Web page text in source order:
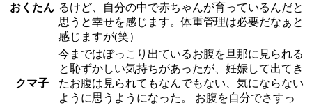
おくたん るけど、自分の中で赤ちゃんが育っているんだと
思うと幸せを感じます。体重管理は必要だなぁと
感じますが(笑）
クマ子
今まではぽっこり出ているお腹を旦那に見られる
と恥ずかしい気持ちがあったが、妊娠して出てき
たお腹は見られてもなんでもない、気にならない
ように思うようになった。 お腹を自分でさすっ